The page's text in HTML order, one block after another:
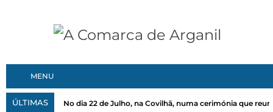
MENU
ÚLTIMAS No dia 22 de Julho, na Covilhã, numa cerimónia que